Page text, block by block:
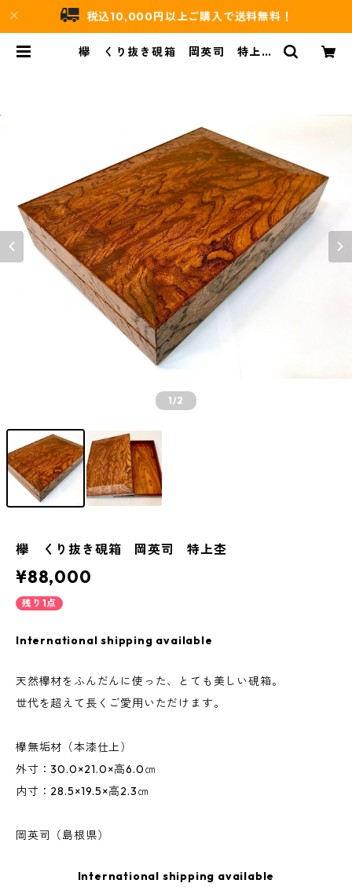
税込10,000円以上ご購入で送料無料！
欅 くり抜き硯箱 岡英司 特上杢
1/2
欅 くり抜き硯箱 岡英司 特上杢
¥88,000
残り1点
International shipping available
天然欅材をふんだんに使った、とても美しい硯箱。
世代を超えて長くご愛用いただけます。
欅無垢材（本漆仕上）
外寸：30.0×21.0×高6.0㎝
内寸：28.5×19.5×高2.3㎝
岡英司（島根県）
International shipping available